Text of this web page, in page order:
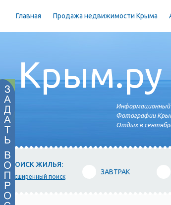
Главная Продажа недвижимости Крыма
Крым.ру
Информационный
Фотографии
Отдых в
ПОИСК ЖИЛЬЯ:
расширенный поиск
ЗАВТРАК